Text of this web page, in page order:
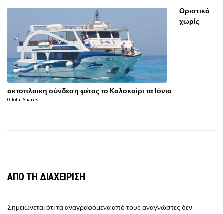
Οριστικά
χωρίς
ακτοπλοικη σύνδεση φέτος το Καλοκαίρι τα Ιόνια
0 Total Shares
ΑΠΟ ΤΗ ΔΙΑΧΕΙΡΙΣΗ
Σημειώνεται ότι τα αναγραφόμενα από τους αναγνώστες δεν